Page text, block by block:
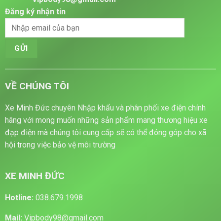
Đăng ký nhận tin
VỀ CHÚNG TÔI
Xe Minh Đức chuyên Nhập khẩu và phân phối xe điện chính
hãng với mong muốn những sản phẩm mang thương hiệu xe
đạp điện mà chúng tôi cung cấp sẽ có thể đóng góp cho xã
hội trong việc bảo vệ môi trường
XE MINH ĐỨC
Hotline: 038.679.1998
Mail: Vipbody98@gmail.com